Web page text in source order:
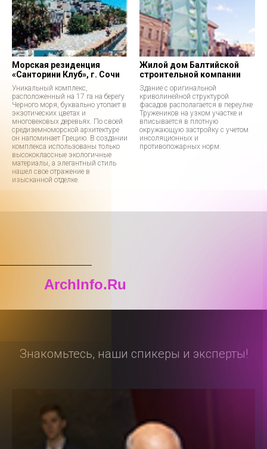
Морская резиденция
«Санторини Клуб», г. Сочи
Уникальный комплекс,
расположенный на 17 га на берегу
Черного моря, буквально утопает в
экзотических цветах и
многовековых деревьях. По своей
средиземноморской архитектуре
он напоминает Грецию. В создании
комплекса использованы только
высококлассные экологичные
материалы, а элегантный стиль
нашел свое отражение в
изысканной отделке.
Жилой дом Балтийской
строительной компании
Здание c оригинальной
криволинейной структурой
фасадов располагается в переулке
Тружеников на узком участке и
вписывается в плотную
окружающую застройку с учетом
инсоляционных и
противопожарных норм.
ArchInfo.Ru
Знакомьтесь, наши спикеры и эксперты!